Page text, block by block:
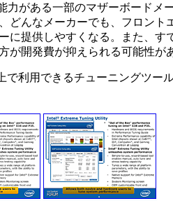
がある一部のマザーボードメ
どんなメーカーでも、フロント
に提供しやすくなる。また、す
開発費が抑えられる可能性が
利用できるチューニングツー